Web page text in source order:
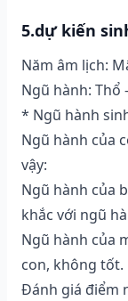
5.dự kiến
Năm âm lịch:
Ngũ hành: Thổ
* Ngũ hành
Ngũ hành của
vậy:
Ngũ hành của
khắc với ngũ
Ngũ hành của
con, không tốt.
Đánh giá điểm